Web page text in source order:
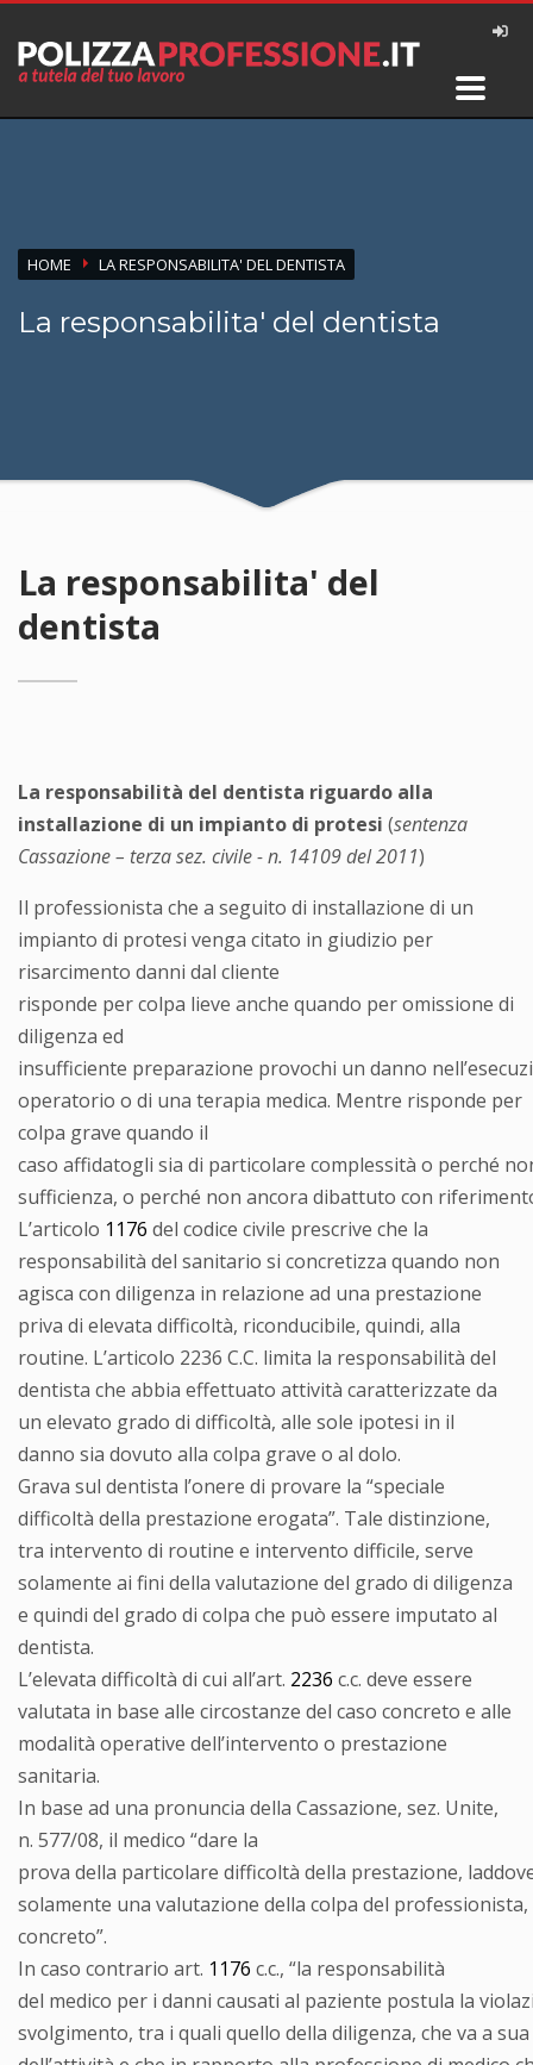
HOME LA RESPONSABILITA' DEL DENTISTA
La responsabilita' del dentista
La responsabilita' del
dentista
La responsabilità del dentista riguardo alla
installazione di un impianto di protesi (sentenza
Cassazione – terza sez. civile - n. 14109 del 2011)
Il professionista che a seguito di installazione di un
impianto di protesi venga citato in giudizio per
risarcimento danni dal cliente
risponde per colpa lieve anche quando per omissione di
diligenza ed
insufficiente preparazione provochi un danno
operatorio o di una terapia medica. Mentre risponde per
colpa grave quando il
caso affidatogli sia di particolare complessità o perché
sufficienza, o perché non ancora dibattuto con
L’articolo 1176 del codice civile prescrive che la
responsabilità del sanitario si concretizza quando non
agisca con diligenza in relazione ad una prestazione
priva di elevata difficoltà, riconducibile, quindi, alla
routine. L’articolo 2236 C.C. limita la responsabilità del
dentista che abbia effettuato attività caratterizzate da
un elevato grado di difficoltà, alle sole ipotesi in il
danno sia dovuto alla colpa grave o al dolo.
Grava sul dentista l’onere di provare la “speciale
difficoltà della prestazione erogata”. Tale distinzione,
tra intervento di routine e intervento difficile, serve
solamente ai fini della valutazione del grado di diligenza
e quindi del grado di colpa che può essere imputato al
dentista.
L’elevata difficoltà di cui all’art. 2236 c.c. deve essere
valutata in base alle circostanze del caso concreto e alle
modalità operative dell’intervento o prestazione
sanitaria.
In base ad una pronuncia della Cassazione, sez. Unite,
n. 577/08, il medico “dare la
prova della particolare difficoltà della prestazione,
solamente una valutazione della colpa del
concreto”.
In caso contrario art. 1176 c.c., “la responsabilità
del medico per i danni causati al paziente postula la
svolgimento, tra i quali quello della diligenza, che va a